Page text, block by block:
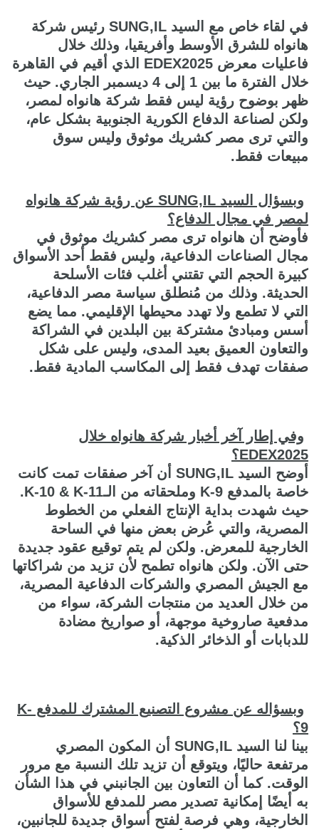
في لقاء خاص مع السيد SUNG,IL رئيس شركة
هانواه للشرق الأوسط وأفريقيا، وذلك خلال
فاعليات معرض EDEX2025 الذي أقيم في القاهرة
خلال الفترة ما بين 1 إلى 4 ديسمبر الجاري.
حيث
ظهر بوضوح رؤية ليس فقط شركة هانواه لمصر،
ولكن لصناعة الدفاع الكورية الجنوبية بشكل عام،
والتي ترى مصر كشريك موثوق وليس سوق
مبيعات فقط.
وبسؤال السيد SUNG,IL عن رؤية شركة هانواه
لمصر في مجال الدفاع؟
فأوضح أن هانواه ترى مصر كشريك موثوق في
مجال الصناعات الدفاعية، وليس فقط أحد الأسواق
كبيرة الحجم التي تقتني أغلب فئات الأسلحة
الحديثة. وذلك من مُنطلق سياسة مصر الدفاعية،
التي لا تطمع ولا تهدد محيطها الإقليمي. مما يضع
أسس ومبادئ مشتركة بين البلدين في الشراكة
والتعاون العميق بعيد المدى، وليس على شكل
صفقات تهدف فقط إلى المكاسب المادية فقط.
وفي إطار آخر أخبار شركة هانواه خلال
EDEX2025؟
أوضح السيد SUNG,IL أن آخر صفقات تمت كانت
خاصة بالمدفع K-9 وملحقاته من الـK-10 & K-11.
حيث شهدت بداية الإنتاج الفعلي من الخطوط
المصرية، والتي عُرض بعض منها في الساحة
الخارجية للمعرض. ولكن لم يتم توقيع عقود جديدة
حتى الآن. ولكن هانواه تطمح لأن تزيد من شراكاتها
مع الجيش المصري والشركات الدفاعية المصرية،
من خلال العديد من منتجات الشركة، سواء من
مدفعية صاروخية موجهة، أو صواريخ مضادة
للدبابات أو الذخائر الذكية.
وبسؤاله عن مشروع التصنيع المشترك للمدفع K-
9؟
بينا لنا السيد SUNG,IL أن المكون المصري
مرتفعة حاليًا، ويتوقع أن تزيد تلك النسبة مع مرور
الوقت. كما أن التعاون بين الجانبني في هذا الشأن
به أيضًا إمكانية تصدير مصر للمدفع للأسواق
الخارجية، وهي فرصة لفتح أسواق جديدة للجانبين،